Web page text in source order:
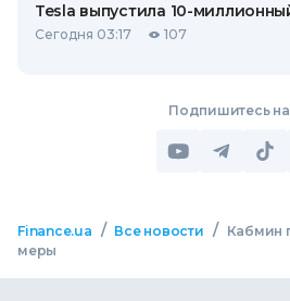
Tesla выпустила 10-
Сегодня 03:17 107
Подпишитесь на
Finance.ua / Все новости /
Кабмин
меры